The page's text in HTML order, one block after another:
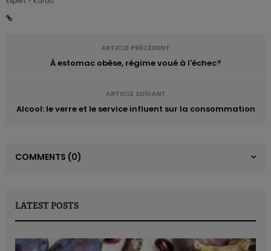
ARTICLE PRÉCÉDENT
À estomac obèse, régime voué à l'échec?
ARTICLE SUIVANT
Alcool: le verre et le service influent sur la consommation
COMMENTS (0)
LATEST POSTS